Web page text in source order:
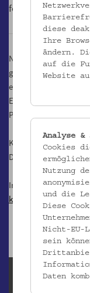
fotografiert ihr euch
Nehmt in der
geht´s! Macht euch
entwickelt
Euer Foto könnt ihr
Programm nur für
Kosten: € 3,- pro Kind
Die Zahl der
Informationen und
diese
Ihre
ändern.
auf die
Website
Analyse
Cookies
Nutzung
und die
Diese
Nicht-EU-
sein
Daten